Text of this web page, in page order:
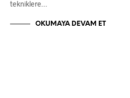
tekniklere…
OKUMAYA DEVAM ET